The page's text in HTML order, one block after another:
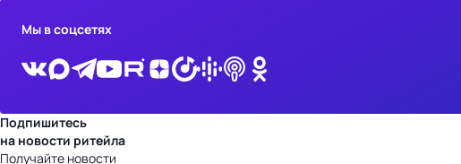
Мы в соцсетях
Подпишитесь
на новости ритейла
Получайте новости